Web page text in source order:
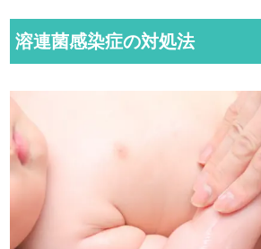
溶連菌感染症の対処法